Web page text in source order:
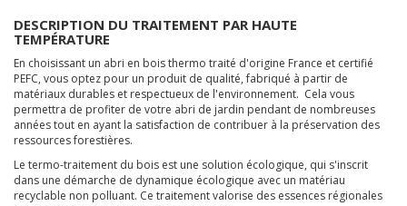
DESCRIPTION DU TRAITEMENT PAR HAUTE
TEMPÉRATURE
En choisissant un abri en bois thermo traité d'origine France et certifié
PEFC, vous optez pour un produit de qualité, fabriqué à partir de
matériaux durables et respectueux de l'environnement. Cela vous
permettra de profiter de votre abri de jardin pendant de nombreuses
années tout en ayant la satisfaction de contribuer à la préservation des
ressources forestières.
Le termo-traitement du bois est une solution écologique, qui s'inscrit
dans une démarche de dynamique écologique avec un matériau
recyclable non polluant. Ce traitement valorise des essences régionales